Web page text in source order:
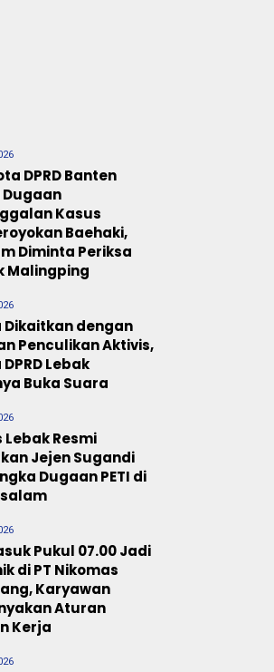
DPRD Banten
Dugaan
Kasus
Baehaki,
Diminta Periksa
Malingping
Dikaitkan dengan
Penculikan Aktivis,
Lebak
Buka Suara
Lebak Resmi
Jejen Sugandi
Dugaan PETI di
Pukul 07.00 Jadi
di PT Nikomas
Karyawan
Aturan
Kerja